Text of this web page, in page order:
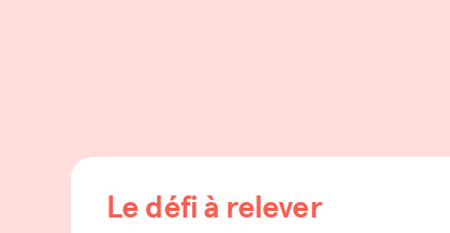
Le défi à relever